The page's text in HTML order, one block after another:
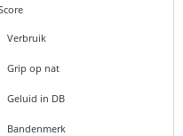
Verbruik
Grip op nat
Geluid in DB
Bandenmerk